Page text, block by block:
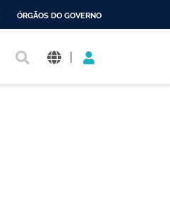
ÓRGÃOS DO GOVERNO
|